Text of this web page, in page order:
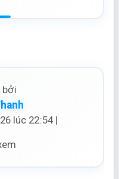
lúc 22:54 |